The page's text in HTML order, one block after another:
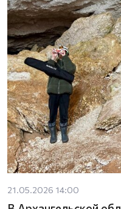
21.05.2026 14:00